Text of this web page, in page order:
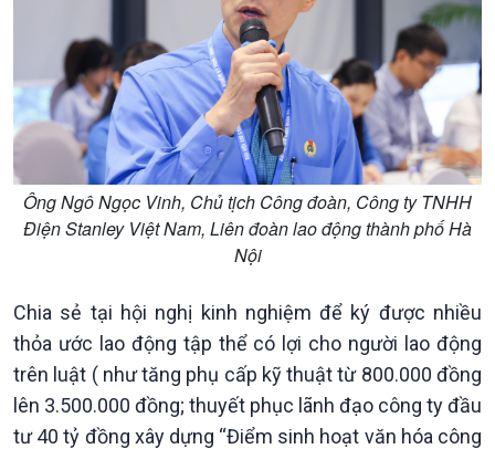
Ông Ngô Ngọc Vinh, Chủ tịch Công đoàn, Công ty TNHH
Điện Stanley Việt Nam, Liên đoàn lao động thành phố Hà
Nội
Chia sẻ tại hội nghị kinh nghiệm để ký được nhiều
thỏa ước lao động tập thể có lợi cho người lao động
trên luật ( như tăng phụ cấp kỹ thuật từ 800.000 đồng
lên 3.500.000 đồng; thuyết phục lãnh đạo công ty đầu
tư 40 tỷ đồng xây dựng “Điểm sinh hoạt văn hóa công